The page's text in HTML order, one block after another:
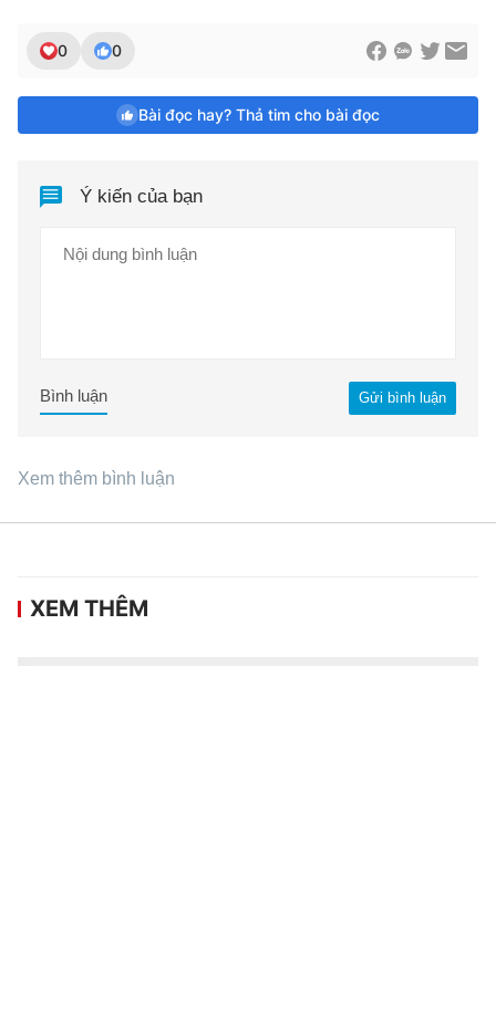
0 0
Bài đọc hay? Thả tim cho bài đọc
Ý kiến của bạn
Gửi bình luận
Bình luận
Xem thêm bình luận
XEM THÊM